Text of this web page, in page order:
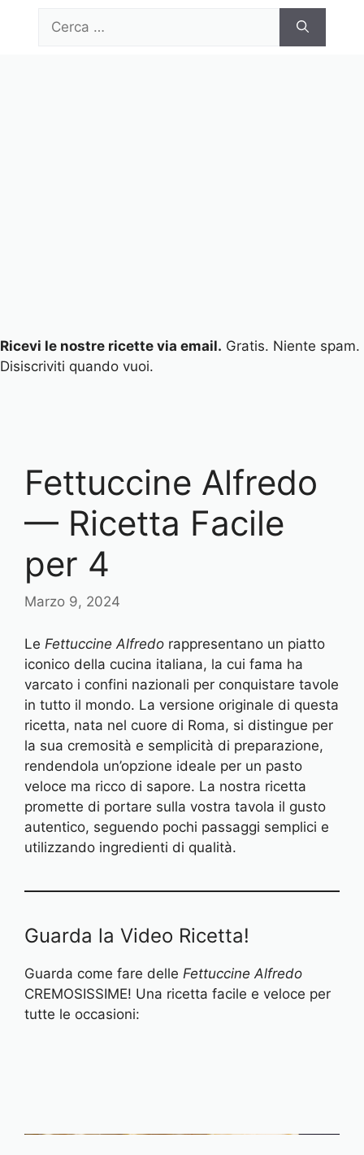
per:
Ricevi le nostre ricette via email. Gratis. Niente spam.
Disiscriviti quando vuoi.
Fettuccine Alfredo
— Ricetta Facile
per 4
Marzo 9, 2024
Le Fettuccine Alfredo rappresentano un piatto
iconico della cucina italiana, la cui fama ha
varcato i confini nazionali per conquistare tavole
in tutto il mondo. La versione originale di questa
ricetta, nata nel cuore di Roma, si distingue per
la sua cremosità e semplicità di preparazione,
rendendola un’opzione ideale per un pasto
veloce ma ricco di sapore. La nostra ricetta
promette di portare sulla vostra tavola il gusto
autentico, seguendo pochi passaggi semplici e
utilizzando ingredienti di qualità.
Guarda la Video Ricetta!
Guarda come fare delle Fettuccine Alfredo
CREMOSISSIME! Una ricetta facile e veloce per
tutte le occasioni: